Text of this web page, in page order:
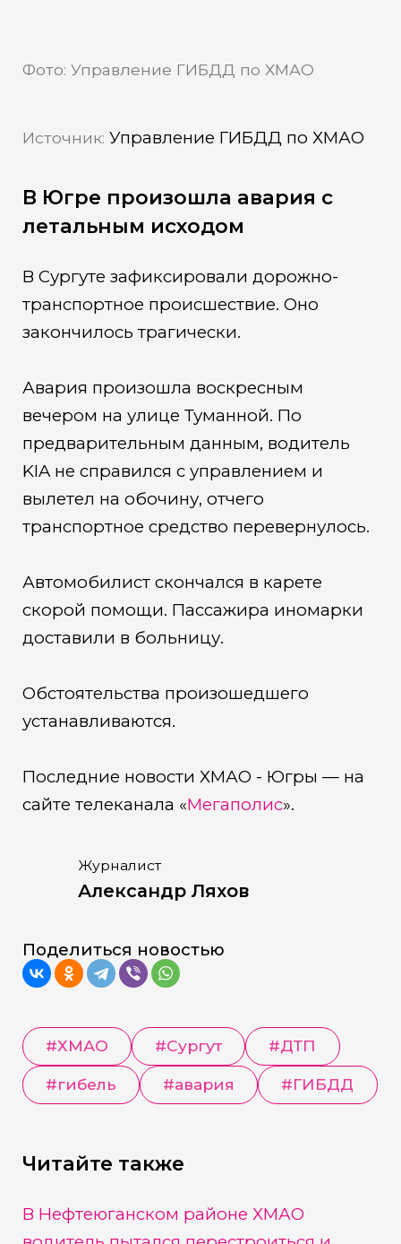
Фото: Управление ГИБДД по ХМАО
Источник: Управление ГИБДД по ХМАО
В Югре произошла авария с
летальным исходом
В Сургуте зафиксировали дорожно-
транспортное происшествие. Оно
закончилось трагически.
Авария произошла воскресным
вечером на улице Туманной. По
предварительным данным, водитель
KIA не справился с управлением и
вылетел на обочину, отчего
транспортное средство перевернулось.
Автомобилист скончался в карете
скорой помощи. Пассажира иномарки
доставили в больницу.
Обстоятельства произошедшего
устанавливаются.
Последние новости ХМАО - Югры — на
сайте телеканала «Мегаполис».
Журналист
Александр Ляхов
Поделиться новостью
#ХМАО #Сургут #ДТП
#гибель #авария #ГИБДД
Читайте также
В Нефтеюганском районе ХМАО